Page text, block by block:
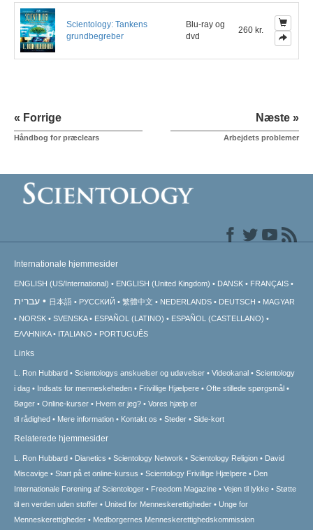
Scientology: Tankens
grundbegreber
Blu-ray og
dvd
260 kr.
« Forrige
Håndbog for præclears
Næste »
Arbejdets problemer
Internationale hjemmesider
ENGLISH (US/International) ENGLISH (United Kingdom) DANSK FRANÇAIS
עברית 日本語 РУССКИЙ 繁體中文 NEDERLANDS DEUTSCH
MAGYAR
NORSK
SVENSKA ESPAÑOL (LATINO)
ESPAÑOL (CASTELLANO)
ΕΛΛΗΝΙΚA
ITALIANO PORTUGUÊS
Links
L. Ron Hubbard Scientologys anskuelser og udøvelser Videokanal
Scientology
i dag
Indsats for menneskeheden Frivillige Hjælpere
Ofte stillede spørgsmål
Bøger
Online-kurser Hvem er jeg?
Vores hjælp er
til rådighed
Mere information Kontakt os Steder Side-kort
Relaterede hjemmesider
L. Ron Hubbard Dianetics Scientology Network Scientology Religion
David
Miscavige
Start på et online-kursus Scientology Frivillige Hjælpere
Den
Internationale Forening af Scientologer
Freedom Magazine Vejen til lykke
Støtte
til en verden uden stoffer
United for Menneskerettigheder
Unge for
Menneskerettigheder
Medborgernes Menneskerettigheds­kommission